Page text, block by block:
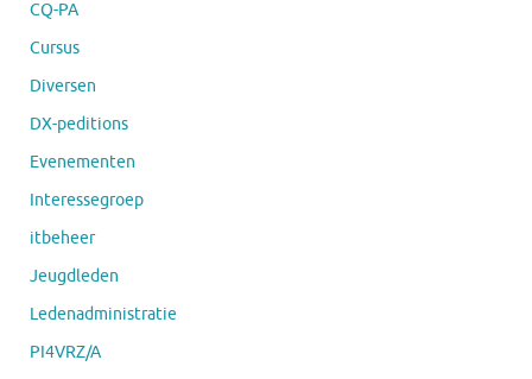
CQ-PA
Cursus
Diversen
DX-peditions
Evenementen
Interessegroep
itbeheer
Jeugdleden
Ledenadministratie
PI4VRZ/A